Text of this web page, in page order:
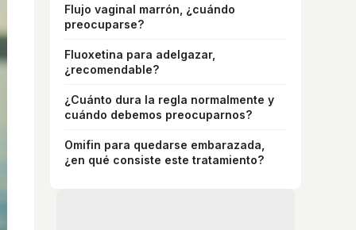
Flujo vaginal marrón, ¿cuándo
preocuparse?
Fluoxetina para adelgazar,
¿recomendable?
¿Cuánto dura la regla normalmente y
cuándo debemos preocuparnos?
Omifin para quedarse embarazada,
¿en qué consiste este tratamiento?